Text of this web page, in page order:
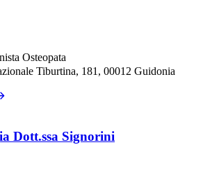
Osteopata
Tiburtina, 181, 00012 Guidonia
Dott.ssa Signorini